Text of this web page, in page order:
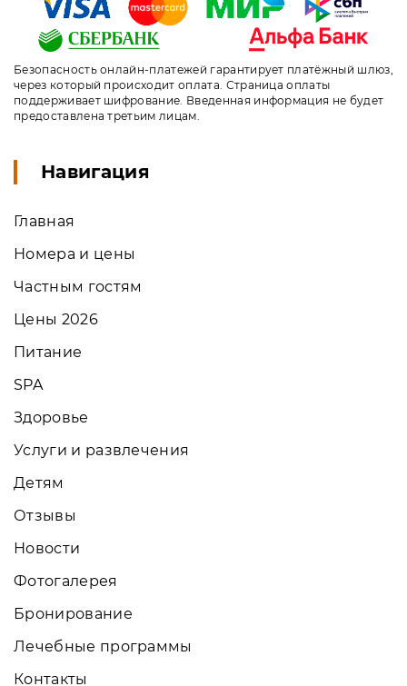
Безопасность онлайн-платежей гарантирует платёжный шлюз,
через который происходит оплата. Страница оплаты
поддерживает шифрование. Введенная информация не будет
предоставлена третьим лицам.
Навигация
Главная
Номера и цены
Частным гостям
Цены 2026
Питание
SPA
Здоровье
Услуги и развлечения
Детям
Отзывы
Новости
Фотогалерея
Бронирование
Лечебные программы
Контакты